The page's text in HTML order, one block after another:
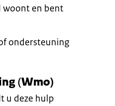
woont en bent
ondersteuning
(Wmo)
u deze hulp